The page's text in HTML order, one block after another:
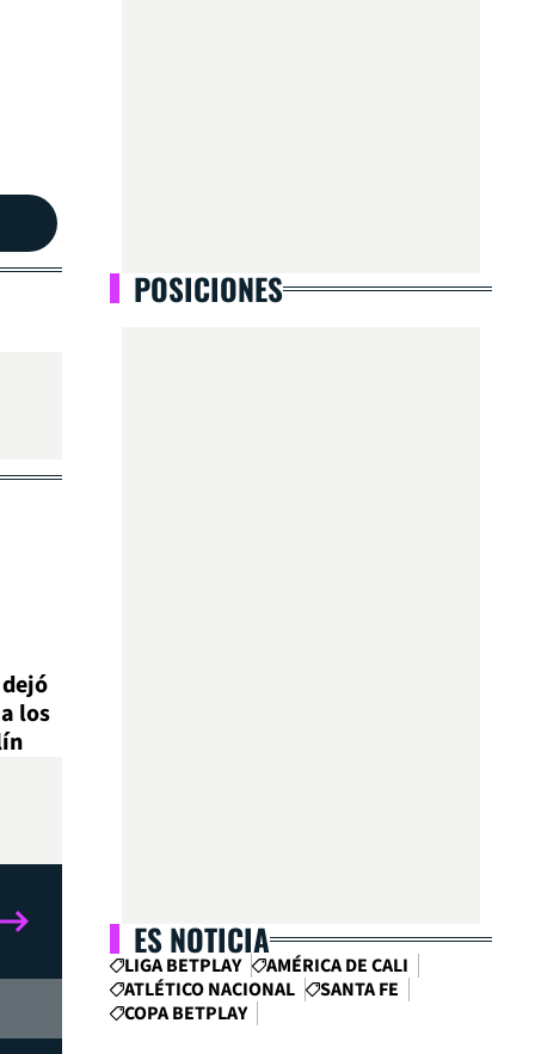
los
POSICIONES
ES NOTICIA
LIGA BETPLAY
AMÉRICA DE CALI
ATLÉTICO NACIONAL
SANTA FE
COPA BETPLAY